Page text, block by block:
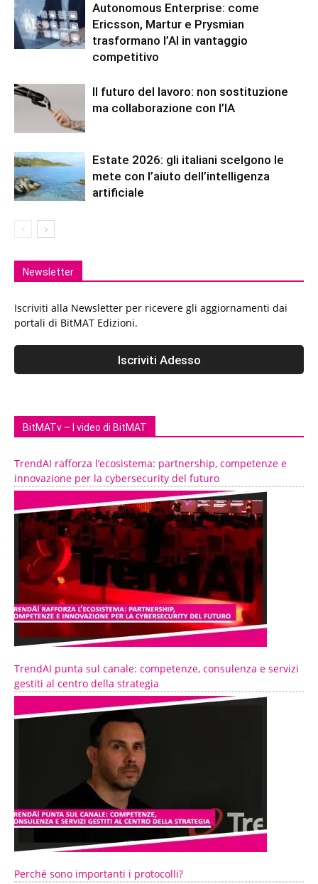
Autonomous Enterprise: come
Ericsson, Martur e Prysmian
trasformano l’AI in vantaggio
competitivo
Il futuro del lavoro: non sostituzione
ma collaborazione con l’IA
Estate 2026: gli italiani scelgono le
mete con l’aiuto dell’intelligenza
artificiale
Newsletter
Iscriviti alla Newsletter per ricevere gli aggiornamenti dai
portali di BitMAT Edizioni.
BitMATv – I video di BitMAT
TrendAI rafforza l’ecosistema: partnership, competenze e
innovazione per la cybersecurity del futuro
TrendAI punta sul canale: competenze, consulenza e servizi
gestiti al centro della strategia
Perché sono importanti i protocolli?